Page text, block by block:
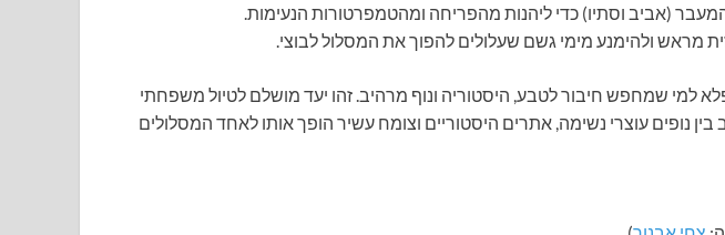
(אביב וסתיו) כדי ליהנות מהפריחה ומהטמפרטורות הנעימות.
מראש ולהימנע מימי גשם שעלולים להפוך את המסלול לבוצי.
למי שמחפש חיבור לטבע, היסטוריה ונוף מרהיב. זהו יעד מושלם לטיול משפחתי
בין נופים עוצרי נשימה, אתרים היסטוריים וצומח עשיר הופך אותו לאחד המסלולים